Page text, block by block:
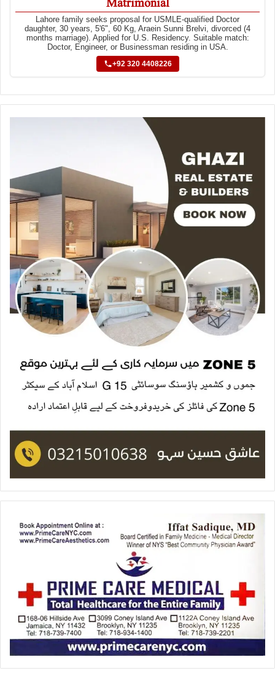
Matrimonial
Lahore family seeks proposal for USMLE-qualified Doctor
daughter, 30 years, 5'6", 60 Kg, Araein Sunni Brelvi, divorced (4
months marriage). Applied for U.S. Residency. Suitable match:
Doctor, Engineer, or Businessman residing in USA.
+92 320 4408226